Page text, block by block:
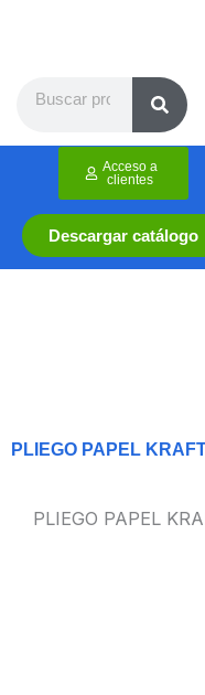
Descargar catálogo
Acceso a
clientes
PLIEGO PAPEL
PLIEGO PAPEL